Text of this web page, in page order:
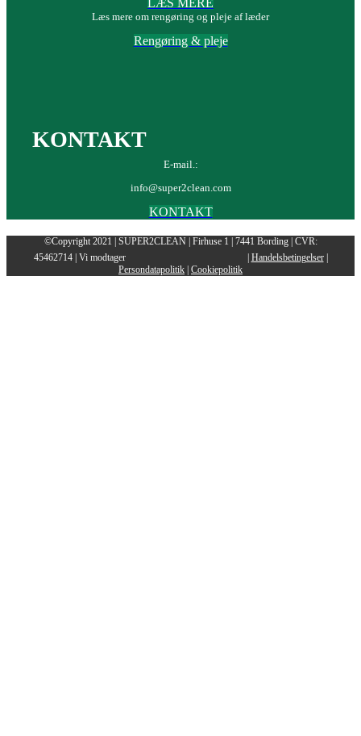
Læs mere om rengøring og pleje af læder
Rengøring & pleje
KONTAKT
E-mail.:
info@super2clean.com
KONTAKT
©Copyright 2021 | SUPER2CLEAN | Firhuse 1 | 7441 Bording | CVR:
45462714 | Vi modtager
| Handelsbetingelser|
Persondatapolitik | Cookiepolitik